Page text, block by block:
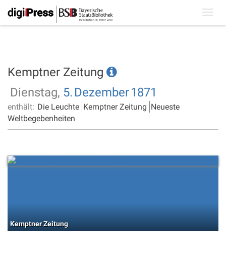
Kemptner Zeitung
Dienstag, 5. Dezember1871
enthält: Die Leuchte Kemptner Zeitung Neueste
Weltbegebenheiten
Kemptner Zeitung